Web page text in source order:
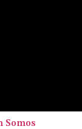
Somos